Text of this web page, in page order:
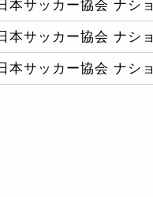
本サッカー協会 ナシ
本サッカー協会 ナシ
本サッカー協会 ナシ